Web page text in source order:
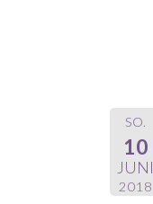
SO.
10
JUNI
2018